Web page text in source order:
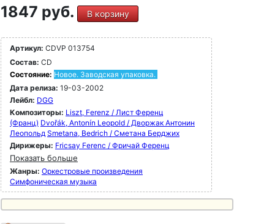
1847 руб. В корзину
Артикул: CDVP 013754
Состав: CD
Состояние: Новое. Заводская упаковка.
Дата релиза: 19-03-2002
Лейбл: DGG
Композиторы: Liszt, Ferenz / Лист Ференц
(Франц) Dvořák, Antonín Leopold / Дворжак Антонин
Леопольд Smetana, Bedrich / Сметана Берджих
Дирижеры: Fricsay Ferenc / Фричай Ференц
Показать больше
Жанры: Оркестровые произведения
Симфоническая музыка